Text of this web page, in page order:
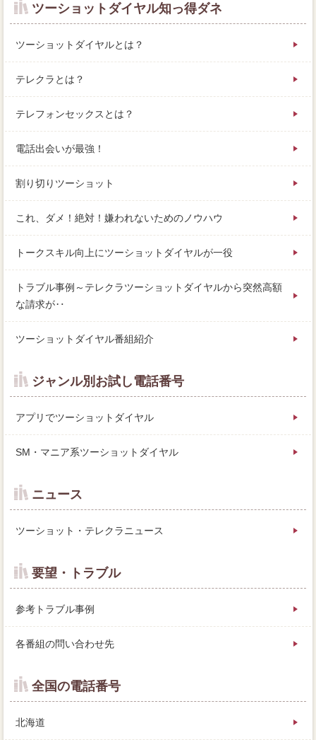
ツーショットダイヤル知っ得ダネ
ツーショットダイヤルとは？
テレクラとは？
テレフォンセックスとは？
電話出会いが最強！
割り切りツーショット
これ、ダメ！絶対！嫌われないためのノウハウ
トークスキル向上にツーショットダイヤルが一役
トラブル事例～テレクラツーショットダイヤルから突然高額
な請求が‥
ツーショットダイヤル番組紹介
ジャンル別お試し電話番号
アプリでツーショットダイヤル
SM・マニア系ツーショットダイヤル
ニュース
ツーショット・テレクラニュース
要望・トラブル
参考トラブル事例
各番組の問い合わせ先
全国の電話番号
北海道